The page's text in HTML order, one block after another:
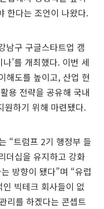
한다는 조언이 나왔다.
남구 구글스타트업 캠
’를 개최했다. 이번 세
해도를 높이고, 산업 현
용 전략을 공유해 국내
원하기 위해 마련됐다.
“트럼프 2기 행정부 들
더십을 유지하고 강화
방향이 됐다”며 “유럽
빅테크 회사들이 없
리를 하겠다는 콘셉트